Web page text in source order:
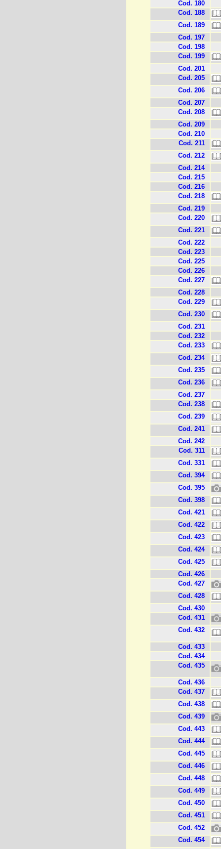
Cod. 180
Cod. 188
Cod. 189
Cod. 197
Cod. 198
Cod. 199
Cod. 201
Cod. 205
Cod. 206
Cod. 207
Cod. 208
Cod. 209
Cod. 210
Cod. 211
Cod. 212
Cod. 214
Cod. 215
Cod. 216
Cod. 218
Cod. 219
Cod. 220
Cod. 221
Cod. 222
Cod. 223
Cod. 225
Cod. 226
Cod. 227
Cod. 228
Cod. 229
Cod. 230
Cod. 231
Cod. 232
Cod. 233
Cod. 234
Cod. 235
Cod. 236
Cod. 237
Cod. 238
Cod. 239
Cod. 241
Cod. 242
Cod. 311
Cod. 331
Cod. 394
Cod. 395
Cod. 398
Cod. 421
Cod. 422
Cod. 423
Cod. 424
Cod. 425
Cod. 426
Cod. 427
Cod. 428
Cod. 430
Cod. 431
Cod. 432
Cod. 433
Cod. 434
Cod. 435
Cod. 436
Cod. 437
Cod. 438
Cod. 439
Cod. 443
Cod. 444
Cod. 445
Cod. 446
Cod. 448
Cod. 449
Cod. 450
Cod. 451
Cod. 452
Cod. 454